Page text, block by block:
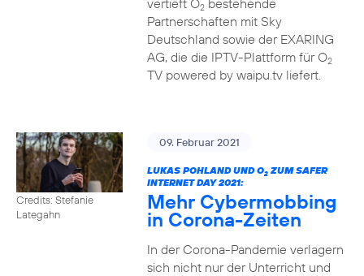
vertieft O2bestehende
Partnerschaften mit Sky
Deutschland sowie der EXARING
AG, die die IPTV-Plattform für O2
TV powered by waipu.tv liefert.
Credits: Stefanie
Lategahn
09. Februar 2021
LUKAS POHLAND UND O2ZUM SAFER
INTERNET DAY 2021:
Mehr Cybermobbing
in Corona-Zeiten
In der Corona-Pandemie verlagern
sich nicht nur der Unterricht und